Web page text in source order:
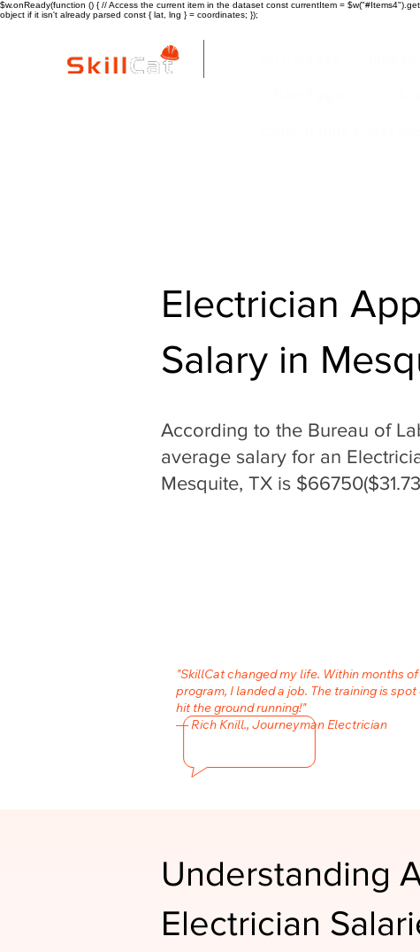
$w.onReady(function () { // Access the current item in the dataset const currentItem =
object if it isn't already parsed const { lat, lng } = coordinates; });
Electrician
Salary in
According to the Bureau of
average salary for an
Mesquite, TX is
"SkillCat changed my life. Within months
program, I landed a job. The training is
hit the ground running!"
— Rich Knill., Journeyman Electrician
Understanding
Electrician